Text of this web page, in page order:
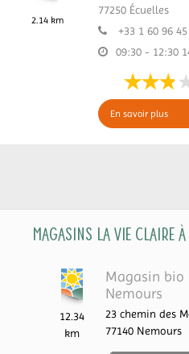
2.14 km
77250 Écuelles
+33 1 60 96
09:30 - 12:30
En savoir plus
Magasins La Vie Claire
12.34
km
Magasin bio
Nemours
23 chemin des
77140 Nemours